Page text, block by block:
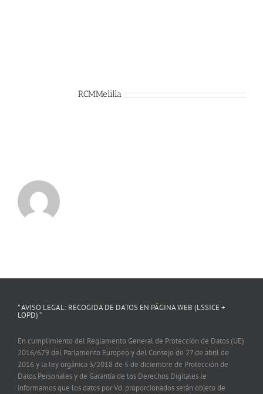
RCMMelilla
” AVISO LEGAL: RECOGIDA DE DATOS EN PÁGINA WEB (LSSICE +
LOPD) “
En cumplimiento del Reglamento General de Protección de Datos (UE)
2016/679 del Parlamento Europeo y del Consejo de 27 de abril de
2016 y la ley orgánica 3/2018 de 5 de diciembre de Protección de
Datos Personales y de Garantía de los Derechos Digitales le
informamos que los datos por Vd. proporcionados serán objeto de